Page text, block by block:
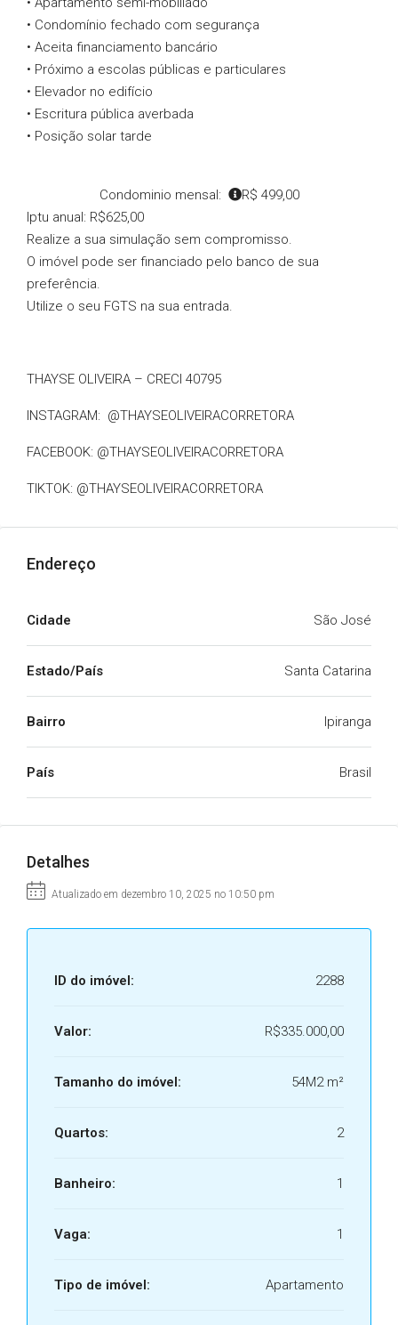
• Condomínio fechado com segurança
• Aceita financiamento bancário
• Próximo a escolas públicas e particulares
• Elevador no edifício
• Escritura pública averbada
• Posição solar tarde
Condominio mensal:
R$ 499,00
Iptu anual: R$625,00
Realize a sua simulação sem compromisso.
O imóvel pode ser financiado pelo banco de sua
preferência.
Utilize o seu FGTS na sua entrada.
THAYSE OLIVEIRA – CRECI 40795
INSTAGRAM: @THAYSEOLIVEIRACORRETORA
FACEBOOK: @THAYSEOLIVEIRACORRETORA
TIKTOK: @THAYSEOLIVEIRACORRETORA
Endereço
Cidade São José
Estado/País Santa Catarina
Bairro Ipiranga
País Brasil
Detalhes
Atualizado em dezembro 10, 2025 no 10:50 pm
ID do imóvel: 2288
Valor: R$335.000,00
Tamanho do imóvel: 54M2 m²
Quartos: 2
Banheiro: 1
Vaga: 1
Tipo de imóvel: Apartamento